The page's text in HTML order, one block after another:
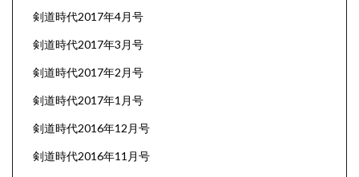
剣道時代2017年4月号
剣道時代2017年3月号
剣道時代2017年2月号
剣道時代2017年1月号
剣道時代2016年12月号
剣道時代2016年11月号